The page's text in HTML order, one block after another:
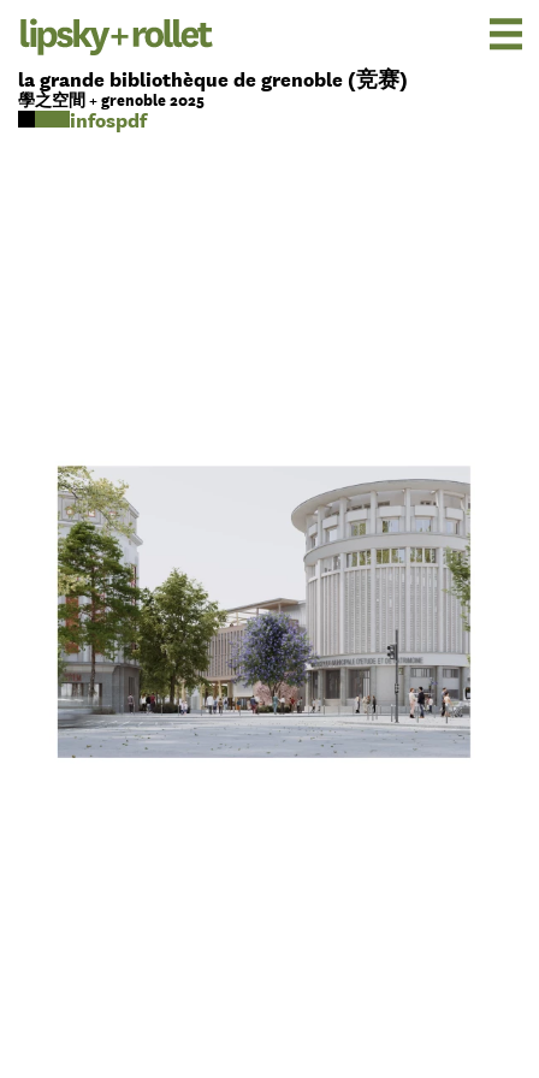
la grande bibliothèque de grenoble (竞赛)
學之空間 + grenoble 2025
pdf